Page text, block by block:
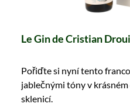
Le Gin de Cristian
Pořiďte si nyní tento
jablečnými tóny v
sklenicí.